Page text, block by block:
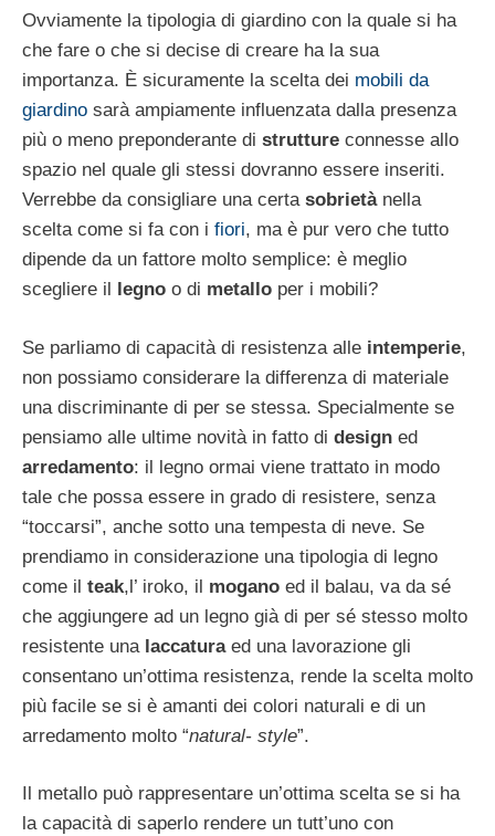
Ovviamente la tipologia di giardino con la quale si ha
che fare o che si decise di creare ha la sua
importanza. È sicuramente la scelta dei mobili da
giardino sarà ampiamente influenzata dalla presenza
più o meno preponderante di strutture connesse allo
spazio nel quale gli stessi dovranno essere inseriti.
Verrebbe da consigliare una certasobrietànella
scelta come si fa con i fiori, ma è pur vero che tutto
dipende da un fattore molto semplice: è meglio
scegliere il
legno o di metallo per i mobili?
Se parliamo di capacità di resistenza alle intemperie,
non possiamo considerare la differenza di materiale
una discriminante di per se stessa. Specialmente se
pensiamo alle ultime novità in fatto di design ed
arredamento: il legno ormai viene trattato in modo
tale che possa essere in grado di resistere, senza
“toccarsi”, anche sotto una tempesta di neve. Se
prendiamo in considerazione una tipologia di legno
come il teak,l’ iroko, il mogano ed il balau, va da sé
che aggiungere ad un legno già di per sé stesso molto
resistente una laccatura ed una lavorazione gli
consentano un’ottima resistenza, rende la scelta molto
più facile se si è amanti dei colori naturali e di un
arredamento molto “natural- style”.
Il metallo può rappresentare un’ottima scelta se si ha
la capacità di saperlo rendere un tutt’uno con